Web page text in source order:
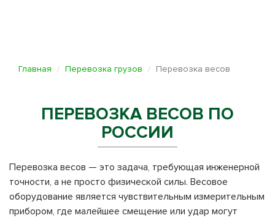
Главная Перевозка грузов Перевозка весов
ПЕРЕВОЗКА ВЕСОВ ПО
РОССИИ
Перевозка весов — это задача, требующая инженерной
точности, а не просто физической силы. Весовое
оборудование является чувствительным измерительным
прибором, где малейшее смещение или удар могут